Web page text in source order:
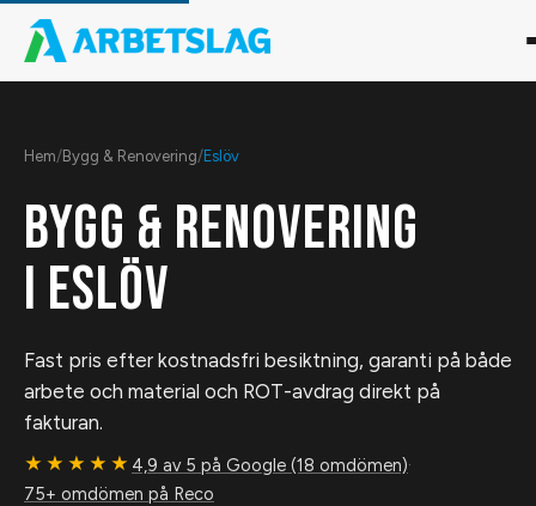
Hem/Bygg & Renovering/Eslöv
BYGG & RENOVERING
I ESLÖV
Fast pris efter kostnadsfri besiktning, garanti på både
arbete och material och ROT-avdrag direkt på
fakturan.
★★★★★ 4,9 av 5 på Google (18 omdömen)·
75+ omdömen på Reco